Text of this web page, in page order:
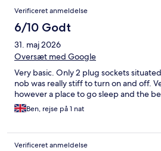
Verificeret anmeldelse
6/10 Godt
31. maj 2026
Oversæt med Google
Very basic. Only 2 plug sockets
nob was really stiff to turn on and off.
however a place to go sleep and the
Ben, rejse på 1 nat
Verificeret anmeldelse